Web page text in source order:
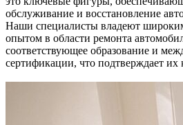
обслуживание и восстановление
Наши специалисты владеют
опытом в области ремонта
соответствующее образование и
сертификации, что подтверждает